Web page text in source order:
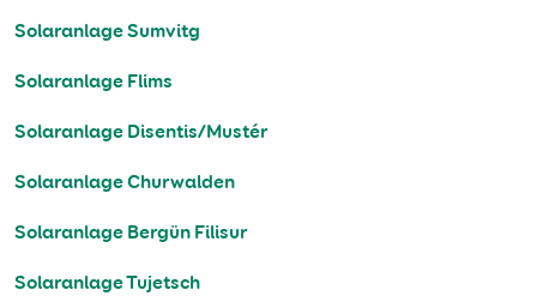
Solaranlage Sumvitg
Solaranlage Flims
Solaranlage Disentis/Mustér
Solaranlage Churwalden
Solaranlage Bergün Filisur
Solaranlage Tujetsch